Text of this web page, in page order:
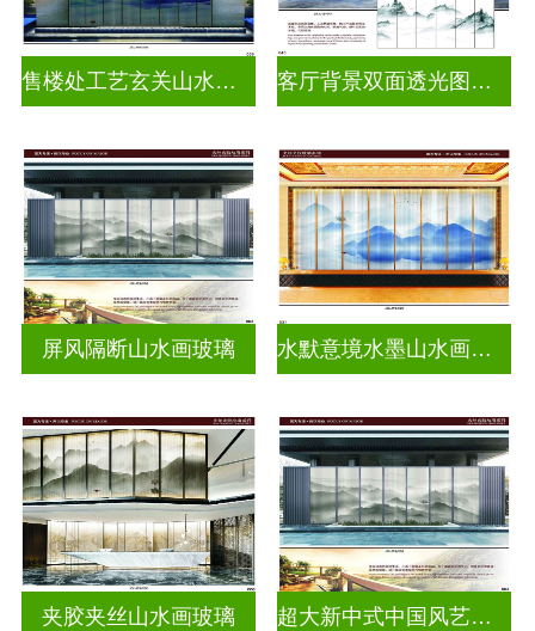
售楼处工艺玄关山水画玻璃 客厅背景双面透光图案水墨画玻璃
屏风隔断山水画玻璃 水默意境水墨山水画玻璃
夹胶夹丝山水画玻璃 超大新中式中国风艺术水墨画玻璃